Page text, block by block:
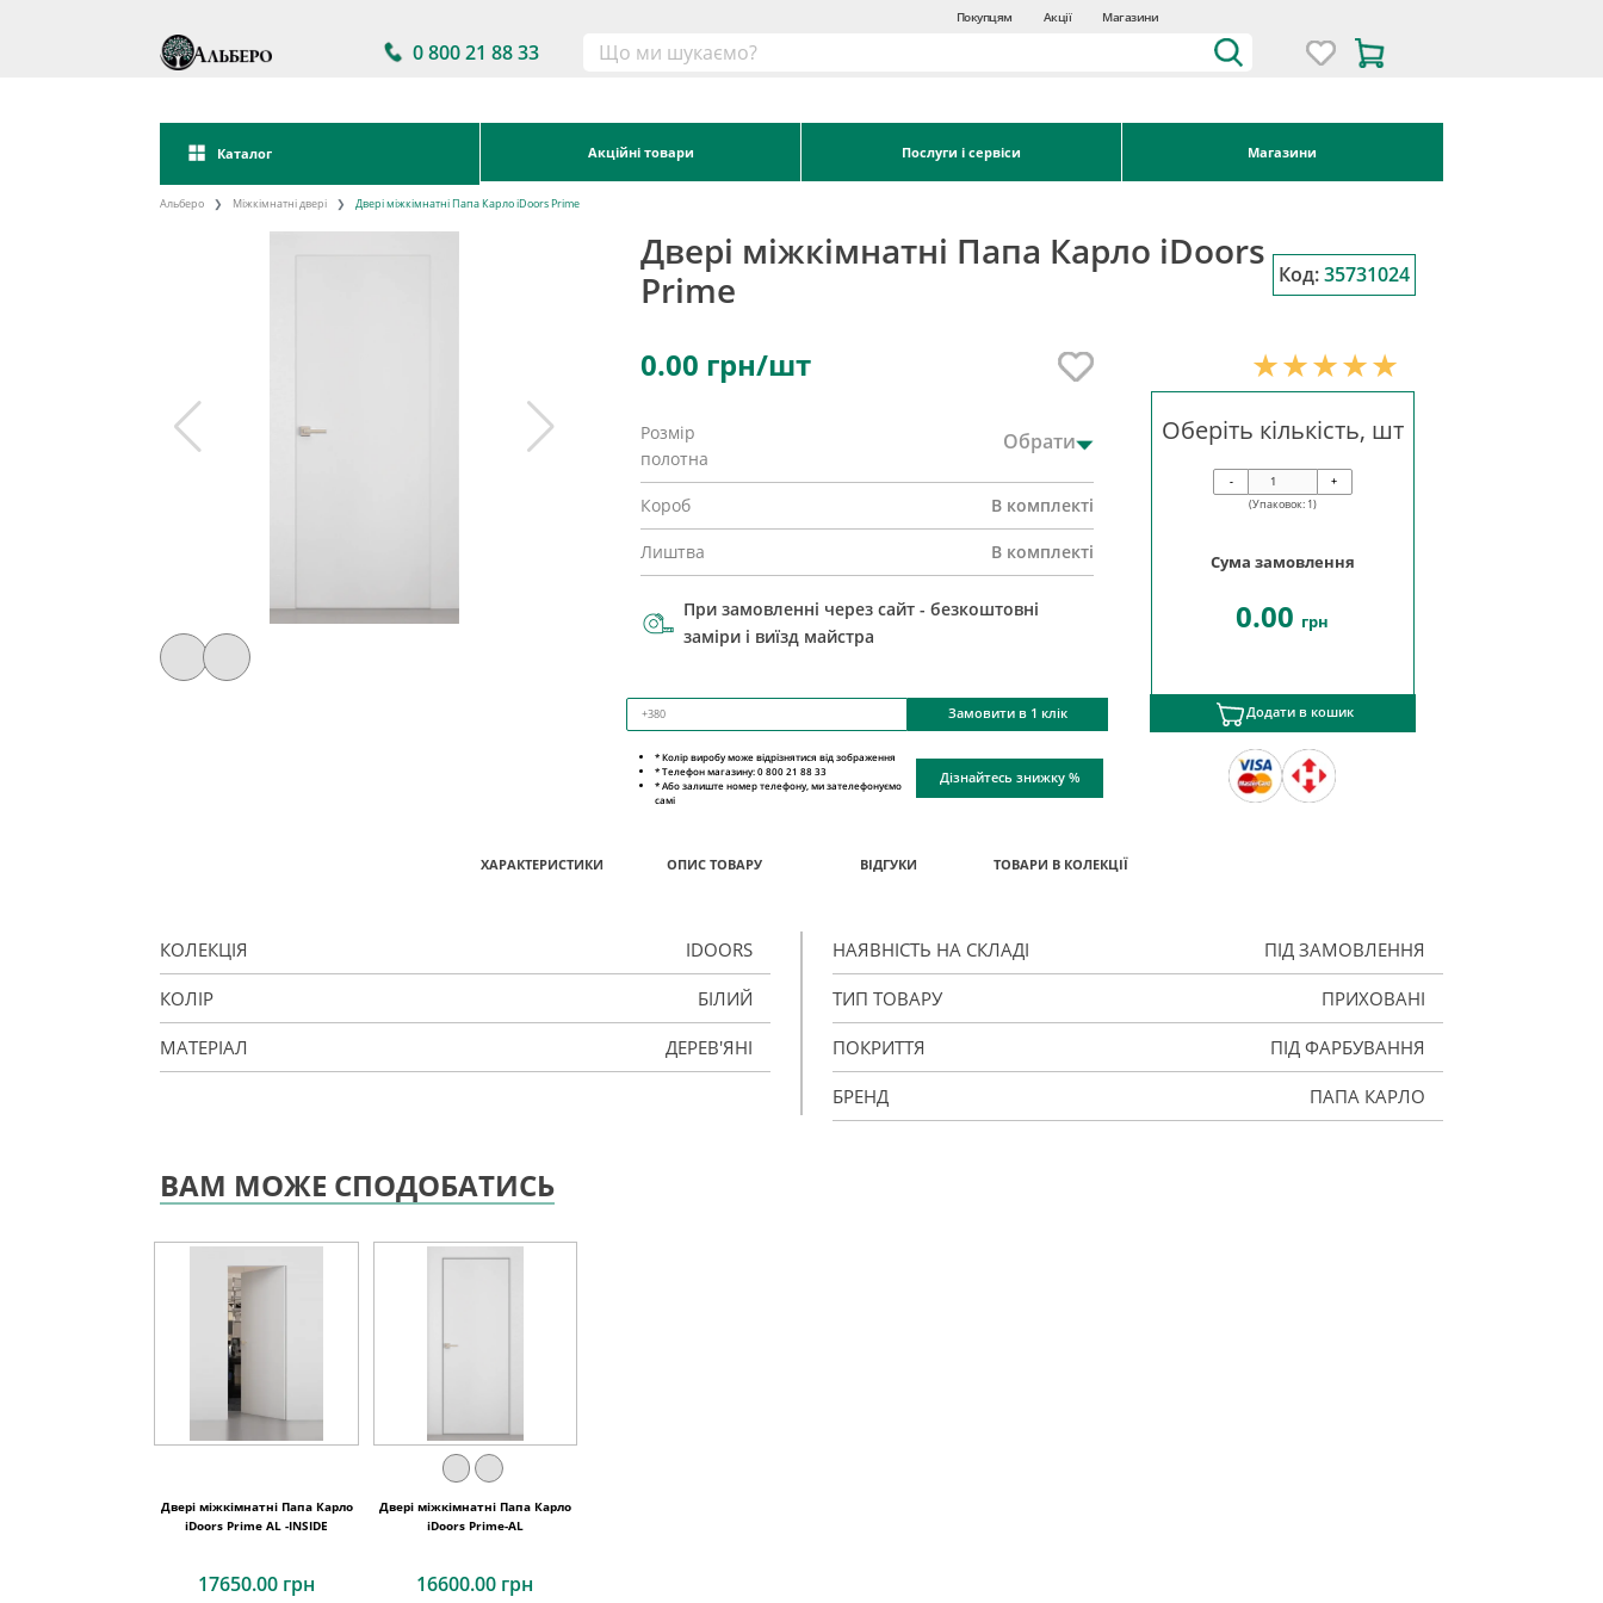
Покупцям Акції Магазини
0 800 21 88 33
Каталог Акційні товари Послуги і сервіси Магазини
Альберо Міжкімнатні двері Двері міжкімнатні Папа Карло iDoors Prime
Двері міжкімнатні Папа Карло iDoors
Prime
Код: 35731024
0.00 грн/шт
Розмір
полотна
Обрати
Короб В комплекті
Лиштва В комплекті
При замовленні через сайт - безкоштовні
заміри і виїзд майстра
Замовити в 1 клік
Оберіть кількість, шт
-
+
(Упаковок: 1)
Сума замовлення
0.00 грн
Додати в кошик
* Колір виробу може відрізнятися від зображення
* Телефон магазину: 0 800 21 88 33
* Або залиште номер телефону, ми зателефонуємо
самі
Дізнайтесь знижку %
ХАРАКТЕРИСТИКИ ОПИС ТОВАРУ ВІДГУКИ ТОВАРИ В КОЛЕКЦІЇ
КОЛЕКЦІЯ IDOORS
КОЛІР БІЛИЙ
МАТЕРІАЛ ДЕРЕВ'ЯНІ
НАЯВНІСТЬ НА СКЛАДІ ПІД ЗАМОВЛЕННЯ
ТИП ТОВАРУ ПРИХОВАНІ
ПОКРИТТЯ ПІД ФАРБУВАННЯ
БРЕНД ПАПА КАРЛО
ВАМ МОЖЕ СПОДОБАТИСЬ
Двері міжкімнатні Папа Карло
iDoors Prime AL -INSIDE
17650.00 грн
Двері міжкімнатні Папа Карло
iDoors Prime-AL
16600.00 грн